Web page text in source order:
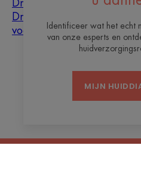
Identificeer wat het echt
van onze esperts en
MIJN
Droge huid
Droogheid en
vochtarme huid
Contact